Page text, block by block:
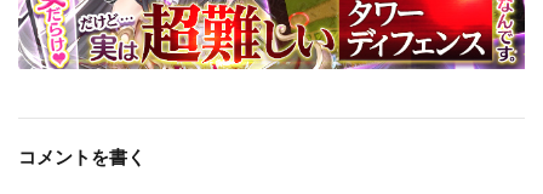
コメントを書く